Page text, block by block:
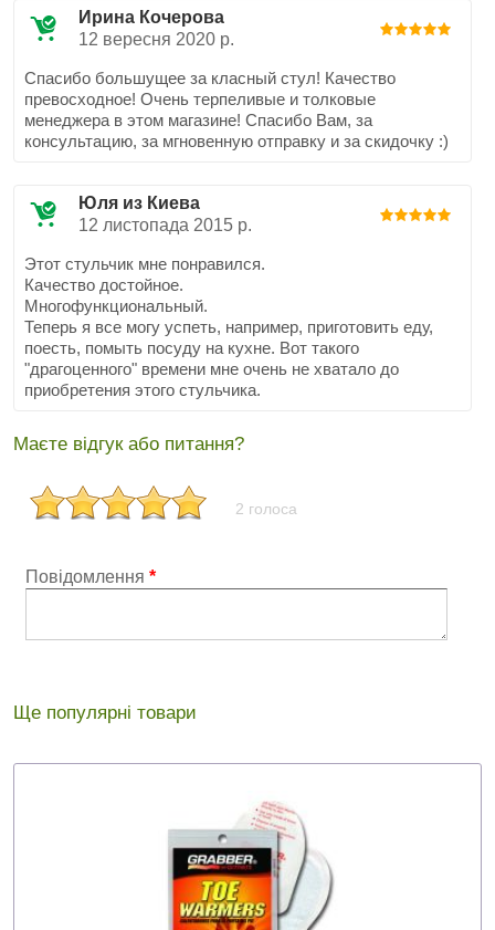
Ирина Кочерова
12 вересня 2020 р.
Спасибо большущее за класный стул! Качество
превосходное! Очень терпеливые и толковые
менеджера в этом магазине! Спасибо Вам, за
консультацию, за мгновенную отправку и за скидочку :)
Юля из Киева
12 листопада 2015 р.
Этот стульчик мне понравился.
Качество достойное.
Многофункциональный.
Теперь я все могу успеть, например, приготовить еду,
поесть, помыть посуду на кухне. Вот такого
"драгоценного" времени мне очень не хватало до
приобретения этого стульчика.
Маєте відгук або питання?
2 голоса
Повідомлення *
Ще популярні товари